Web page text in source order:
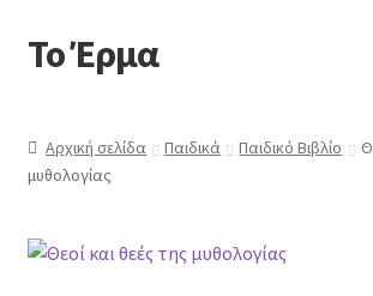
Το Έρμα
Ποιοι είμαστε
Κατηγορίες Βιβλίων
Αρχική σελίδα Παιδικά Παιδικό Βιβλίο
μυθολογίας